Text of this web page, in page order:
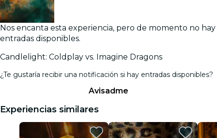
Nos encanta esta experiencia, pero de momento no hay
entradas disponibles.
Candlelight: Coldplay vs. Imagine Dragons
¿Te gustaría recibir una notificación si hay entradas disponibles?
Avisadme
Experiencias similares